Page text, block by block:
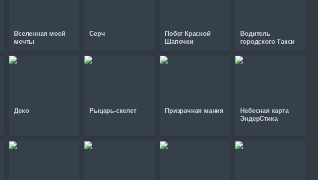
Вселенная моей
мечты
Серч
Побег Красной
Шапочки
Водитель
городского Такси
Деко Рыцарь-скелет Призрачная мания
Небесная карта
ЭндерСтика